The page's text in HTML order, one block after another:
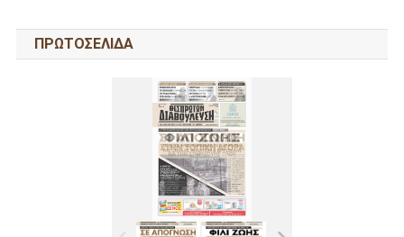
ΠΡΩΤΟΣΕΛΙΔΑ